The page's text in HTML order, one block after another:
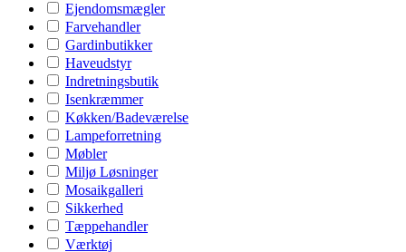
Ejendomsmægler
Farvehandler
Gardinbutikker
Haveudstyr
Indretningsbutik
Isenkræmmer
Køkken/Badeværelse
Lampeforretning
Møbler
Miljø Løsninger
Mosaikgalleri
Sikkerhed
Tæppehandler
Værktøj